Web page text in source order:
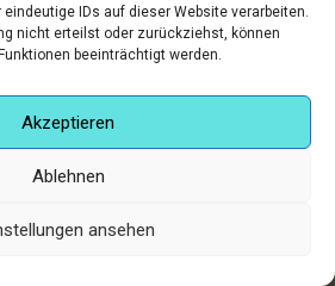
IDs auf dieser Website verarbeiten.
nicht erteilst oder zurückziehst, können
beeinträchtigt werden.
Akzeptieren
Ablehnen
ansehen